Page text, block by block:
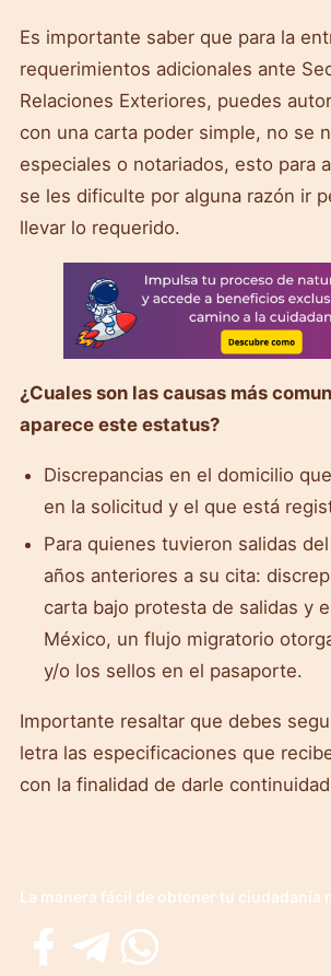
Es importante saber que para la
requerimientos adicionales ante
Relaciones Exteriores, puedes
con una carta poder simple, no se
especiales o notariados, esto para
se les dificulte por alguna razón ir
llevar lo requerido.
¿Cuales son las causas más
aparece este estatus?
Discrepancias en el domicilio
en la solicitud y el que está
Para quienes tuvieron salidas
años anteriores a su cita:
carta bajo protesta de salidas y
México, un flujo migratorio
y/o los sellos en el pasaporte.
Importante resaltar que debes
letra las especificaciones que
con la finalidad de darle
La manera fácil de obtener tu ciudadanía
FacebookTelegramWhatsApp